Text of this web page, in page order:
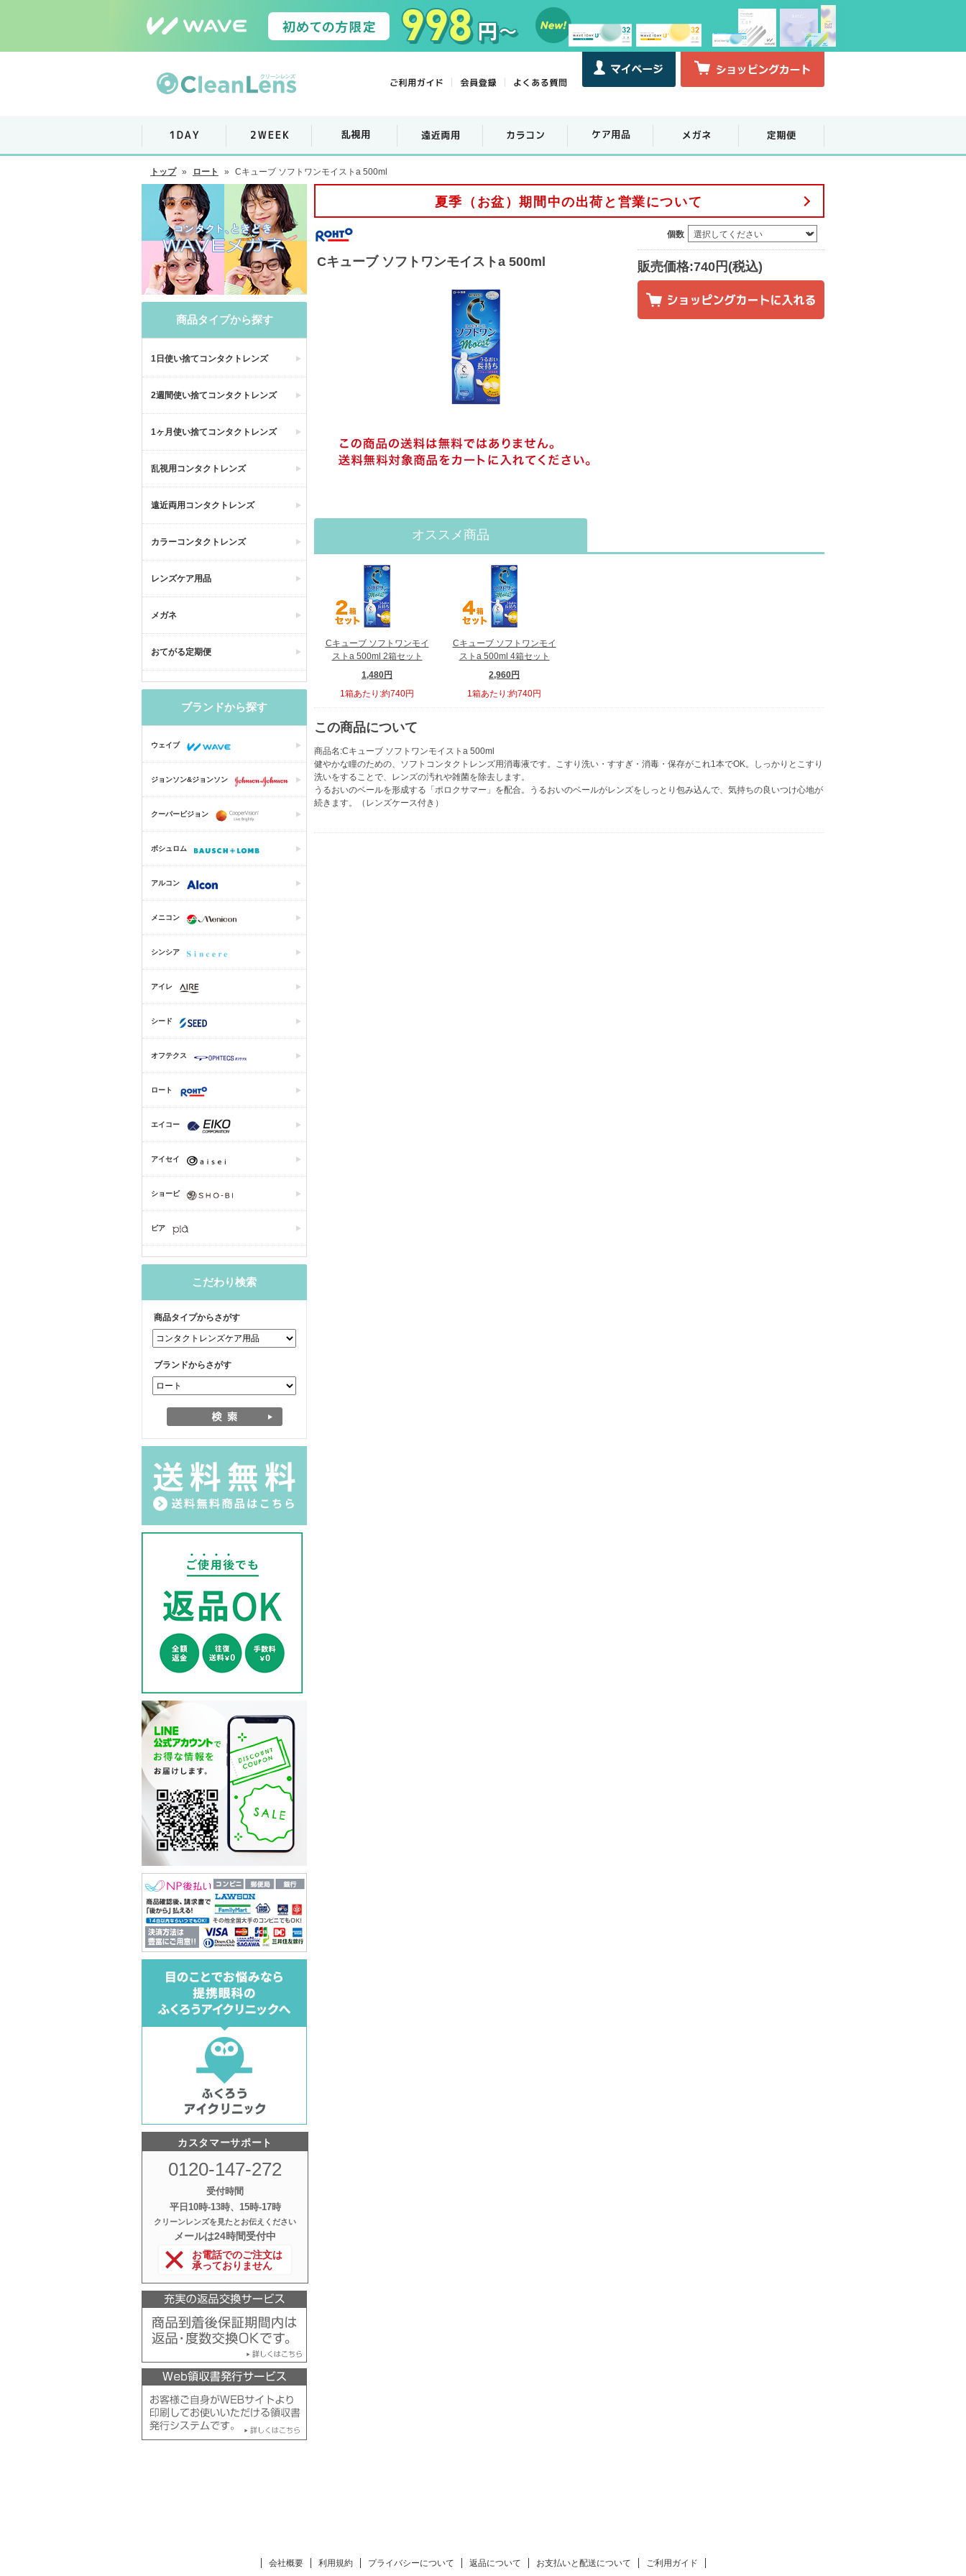
トップ » ロート » Cキューブ ソフトワンモイストa 500ml
商品タイプから探す
1日使い捨てコンタクトレンズ
2週間使い捨てコンタクトレンズ
1ヶ月使い捨てコンタクトレンズ
乱視用コンタクトレンズ
遠近両用コンタクトレンズ
カラーコンタクトレンズ
レンズケア用品
メガネ
おてがる定期便
ブランドから探す
ウェイブ
ジョンソン&ジョンソン
クーパービジョン
ボシュロム
アルコン
メニコン
シンシア
アイレ
シード
オフテクス
ロート
エイコー
アイセイ
ショービ
ピア
こだわり検索
商品タイプからさがす
ブランドからさがす
カスタマーサポート
0120-147-272
受付時間
平日10時‐13時、15時‐17時
クリーンレンズを見たとお伝えください
メールは24時間受付中
お電話でのご注文は
承っておりません
夏季（お盆）期間中の出荷と営業について
Cキューブ ソフトワンモイストa 500ml
個数
販売価格:740円(税込)
オススメ商品
Cキューブ ソフトワンモイ
ストa 500ml 2箱セット
1,480円
1箱あたり:約740円
Cキューブ ソフトワンモイ
ストa 500ml 4箱セット
2,960円
1箱あたり:約740円
この商品について
商品名:Cキューブ ソフトワンモイストa 500ml
健やかな瞳のための、ソフトコンタクトレンズ用消毒液です。こすり洗い・すすぎ・消毒・保存がこれ1本でOK。しっかりとこすり
洗いをすることで、レンズの汚れや雑菌を除去します。
うるおいのベールを形成する「ポロクサマー」を配合。うるおいのベールがレンズをしっとり包み込んで、気持ちの良いつけ心地が
続きます。（レンズケース付き）
会社概要 利用規約 プライバシーについて 返品について お支払いと配送について ご利用ガイド